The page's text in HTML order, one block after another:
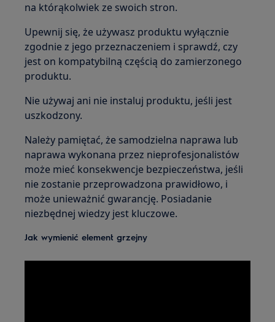
na którąkolwiek ze swoich stron.
Upewnij się, że używasz produktu wyłącznie
zgodnie z jego przeznaczeniem i sprawdź, czy
jest on kompatybilną częścią do zamierzonego
produktu.
Nie używaj ani nie instaluj produktu, jeśli jest
uszkodzony.
Należy pamiętać, że samodzielna naprawa lub
naprawa wykonana przez nieprofesjonalistów
może mieć konsekwencje bezpieczeństwa, jeśli
nie zostanie przeprowadzona prawidłowo, i
może unieważnić gwarancję. Posiadanie
niezbędnej wiedzy jest kluczowe.
Jak wymienić element grzejny